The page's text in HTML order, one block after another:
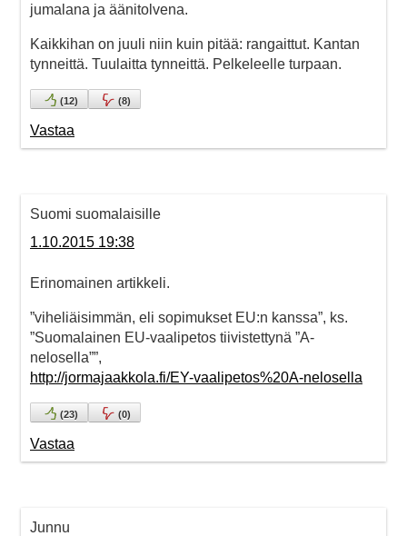
jumalana ja äänitolvena.
Kaikkihan on juuli niin kuin pitää: rangaittut. Kantan
tynneittä. Tuulaitta tynneittä. Pelkeleelle turpaan.
(12) (8)
Vastaa
Suomi suomalaisille
1.10.2015 19:38
Erinomainen artikkeli.
”viheliäisimmän, eli sopimukset EU:n kanssa”, ks.
”Suomalainen EU-vaalipetos tiivistettynä ”A-
nelosella””,
http://jormajaakkola.fi/EY-vaalipetos%20A-nelosella
(23) (0)
Vastaa
Junnu